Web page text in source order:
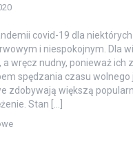
covid-19 dla
i niespokojnym. Dla
a wręcz nudny, ponieważ ich
spędzania czasu
zdobywają większą
Stan […]